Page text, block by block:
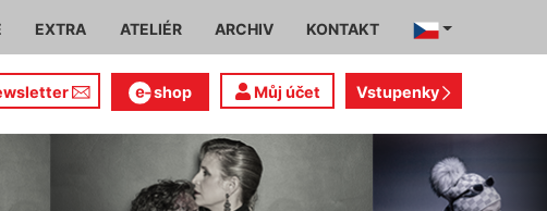
EXTRA ATELIÉR ARCHIV KONTAKT
shop Můj účet Vstupenky